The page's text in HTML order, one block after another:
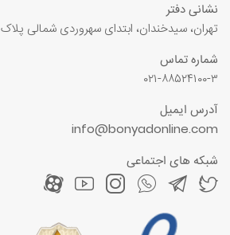
نشانی دفتر
تهران، سیدخندان، ابتدای سهروردی شمالی پلاک ۸۲۹ طبقه دوم واحد ۶
شماره تماس
۰۲۱-۸۸۵۲۴۱۰۰-۳
آدرس ایمیل
info@bonyadonline.com
شبکه های اجتماعی